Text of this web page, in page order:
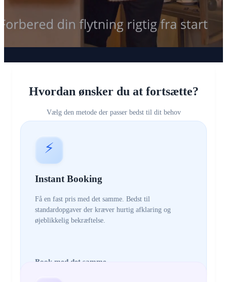
Hvordan ønsker du at fortsætte?
Vælg den metode der passer bedst til dit behov
⚡
Instant Booking
Få en fast pris med det samme. Bedst til
standardopgaver der kræver hurtig afklaring og
øjeblikkelig bekræftelse.
Book med det samme